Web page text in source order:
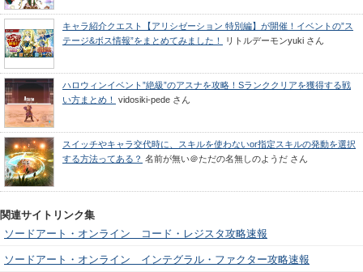
キャラ紹介クエスト【アリシゼーション 特別編】が開催！イベントの”ス
テージ&ボス情報”をまとめてみました！
リトルデーモンyuki さん
ハロウィンイベント”絶級”のアスナを攻略！Sランククリアを獲得する戦
い方まとめ！
vidosiki-pede さん
スイッチやキャラ交代時に、スキルを使わないor指定スキルの発動を選択
する方法ってある？ 名前が無い＠ただの名無しのようだ さん
関連サイトリンク集
ソードアート・オンライン コード・レジスタ攻略速報
ソードアート・オンライン インテグラル・ファクター攻略速報